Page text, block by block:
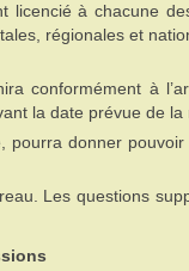
licencié à chacune
régionales et
conformément à
la date prévue de la
pourra donner
Les questions